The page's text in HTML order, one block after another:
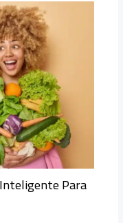
Para